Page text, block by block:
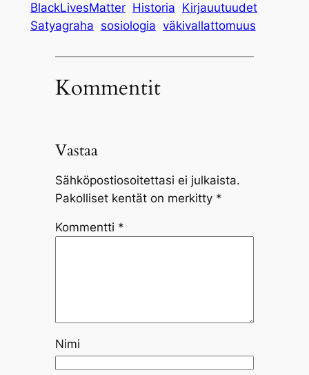
BlackLivesMatter Historia Kirjauutuudet
Satyagraha sosiologia väkivallattomuus
Kommentit
Vastaa
Sähköpostiosoitettasi ei julkaista.
Pakolliset kentät on merkitty *
Kommentti *
Nimi